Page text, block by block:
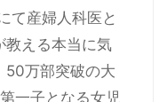
て産婦人科医と
教える本当に気
50万部突破の大
一子となる女児